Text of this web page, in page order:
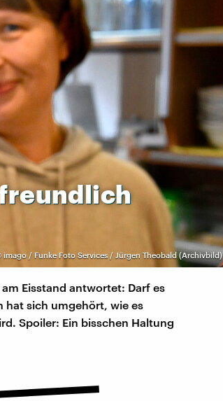
imago / Funke Foto Services / Jürgen Theobald (Archivbild)
Eisstand antwortet: Darf es
hat sich umgehört, wie es
Spoiler: Ein bisschen Haltung